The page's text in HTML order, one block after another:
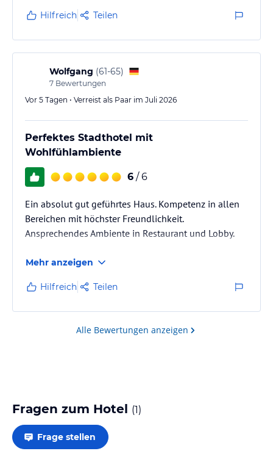
Hilfreich Teilen
Wolfgang (61-65)
7 Bewertungen
Vor 5 Tagen • Verreist als Paar im Juli 2026
Perfektes Stadthotel mit
Wohlfühlambiente
6 / 6
Ein absolut gut geführtes Haus. Kompetenz in allen
Bereichen mit höchster Freundlichkeit.
Ansprechendes Ambiente in Restaurant und Lobby.
Mehr anzeigen
Hilfreich Teilen
Alle Bewertungen anzeigen
Fragen zum Hotel (1)
Frage stellen